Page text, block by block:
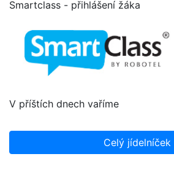
Smartclass - přihlášení žáka
V příštích dnech vaříme
Celý jídelníček